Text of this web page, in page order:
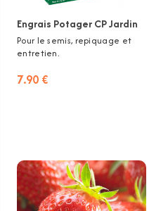
Engrais Potager CP Jardin
Pour le semis, repiquage et
entretien.
7.90 €